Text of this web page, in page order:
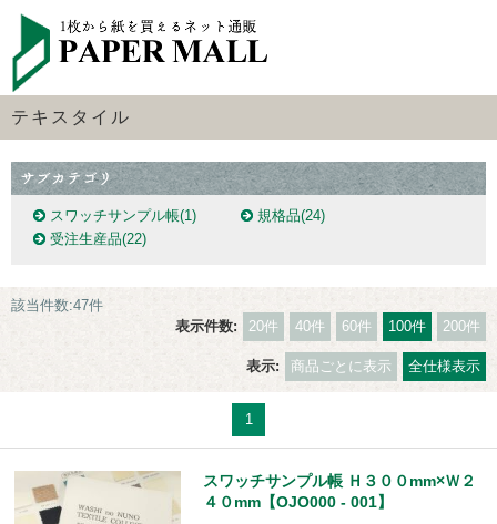
テキスタイル
スワッチサンプル帳(1) 規格品(24)
受注生産品(22)
該当件数:47件
表示件数:
20件 40件 60件 100件 200件
表示: 商品ごとに表示 全仕様表示
1
スワッチサンプル帳 Ｈ３００mm×Ｗ２
４０mm【OJO000 - 001】